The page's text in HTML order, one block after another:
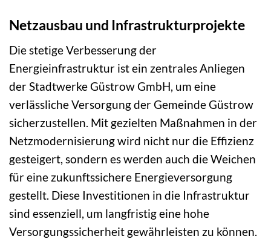
Netzausbau und Infrastrukturprojekte
Die stetige Verbesserung der
Energieinfrastruktur ist ein zentrales Anliegen
der Stadtwerke Güstrow GmbH, um eine
verlässliche Versorgung der Gemeinde Güstrow
sicherzustellen. Mit gezielten Maßnahmen in der
Netzmodernisierung wird nicht nur die Effizienz
gesteigert, sondern es werden auch die Weichen
für eine zukunftssichere Energieversorgung
gestellt. Diese Investitionen in die Infrastruktur
sind essenziell, um langfristig eine hohe
Versorgungssicherheit gewährleisten zu können.